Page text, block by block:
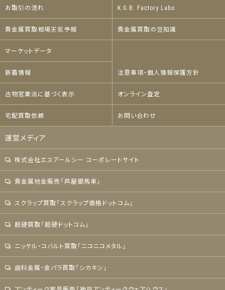
お取引の流れ K.G.B. Factory Labo.
貴金属買取相場天気予報 貴金属買取の豆知識
マーケットデータ
新着情報 注意事項・個人情報保護方針
古物営業法に基づく表示 オンライン査定
宅配買取依頼 お問い合わせ
運営メディア
株式会社エスアールシー コーポレートサイト
貴金属地金販売「芦屋銀馬車」
スクラップ買取「スクラップ価格ドットコム」
超硬買取「超硬ドットコム」
ニッケル・コバルト買取「ニコニコメタル」
歯科金属・金パラ買取「シカキン」